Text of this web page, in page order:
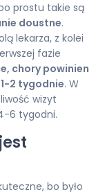
prostu takie są
doustne.
lekarza, z kolei
fazie
chory powinien
2 tygodnie. W
wizyt
6 tygodni.
bo było